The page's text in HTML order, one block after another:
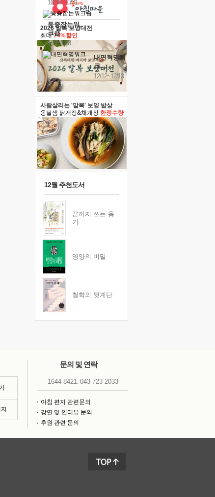
10/30~10/31
통증잡는워
크숍
11/7~11/8
내면혁명워
크..
12/12~12/13
2026 말복 보양대전
최대74%할인
사람살리는 '말복' 보양 밥상
옹달샘 닭개장&채개장 한정수량
12월 추천도서
끝까지 쓰는 용
기
영양의 비밀
철학의 뒷계단
문의 및 연락
1644-8421, 043-723-2033
아침 편지 관련문의
강연 및 인터뷰 문의
후원 관련 문의